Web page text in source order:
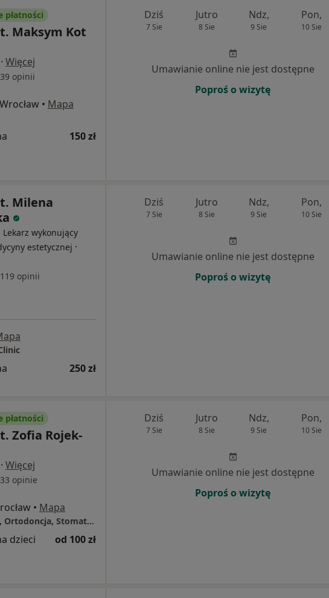
płatności
Maksym Kot
· Więcej
39 opinii
• Mapa
150 zł
Dziś
7 Sie
Jutro
8 Sie
Ndz,
9 Sie
Pon,
10 Sie
Umawianie online nie jest dostępne
Poproś o wizytę
Milena
wykonujący
estetycznej ·
119 opinii
250 zł
Dziś
7 Sie
Jutro
8 Sie
Ndz,
9 Sie
Pon,
10 Sie
Umawianie online nie jest dostępne
Poproś o wizytę
płatności
Zofia Rojek-
· Więcej
33 opinie
• Mapa
STOMO Clinic | Implantologia, Ortodoncja, Stomatologia Estetyczna, Stomatologia Dziecięca, Protetyka
dzieci od 100 zł
Dziś
7 Sie
Jutro
8 Sie
Ndz,
9 Sie
Pon,
10 Sie
Umawianie online nie jest dostępne
Poproś o wizytę